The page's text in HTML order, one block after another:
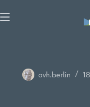
Inhalt
avh.berlin